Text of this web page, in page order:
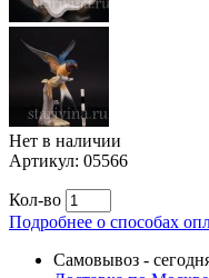
Нет в наличии
Артикул: 05566
Кол-во
Подробнее о способах
Самовывоз -